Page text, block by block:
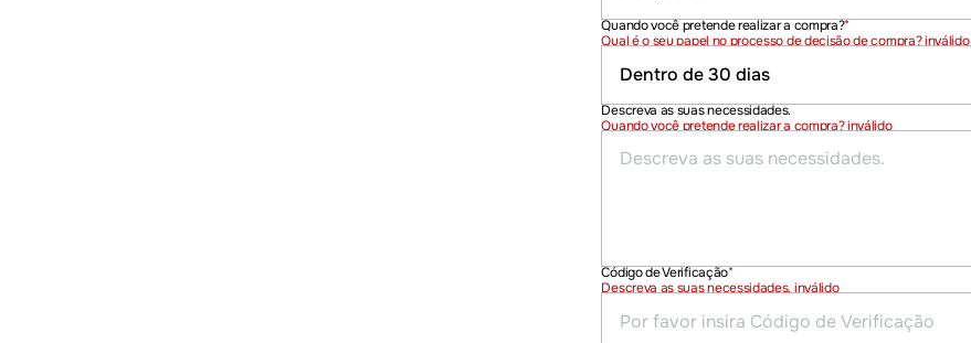
Qual é o seu papel no processo de decisão de compra? inválido
Quando você pretende realizar a compra?*
Quando você pretende realizar a compra? inválido
Descreva as suas necessidades.
Descreva as suas necessidades. inválido
Código de Verificação*